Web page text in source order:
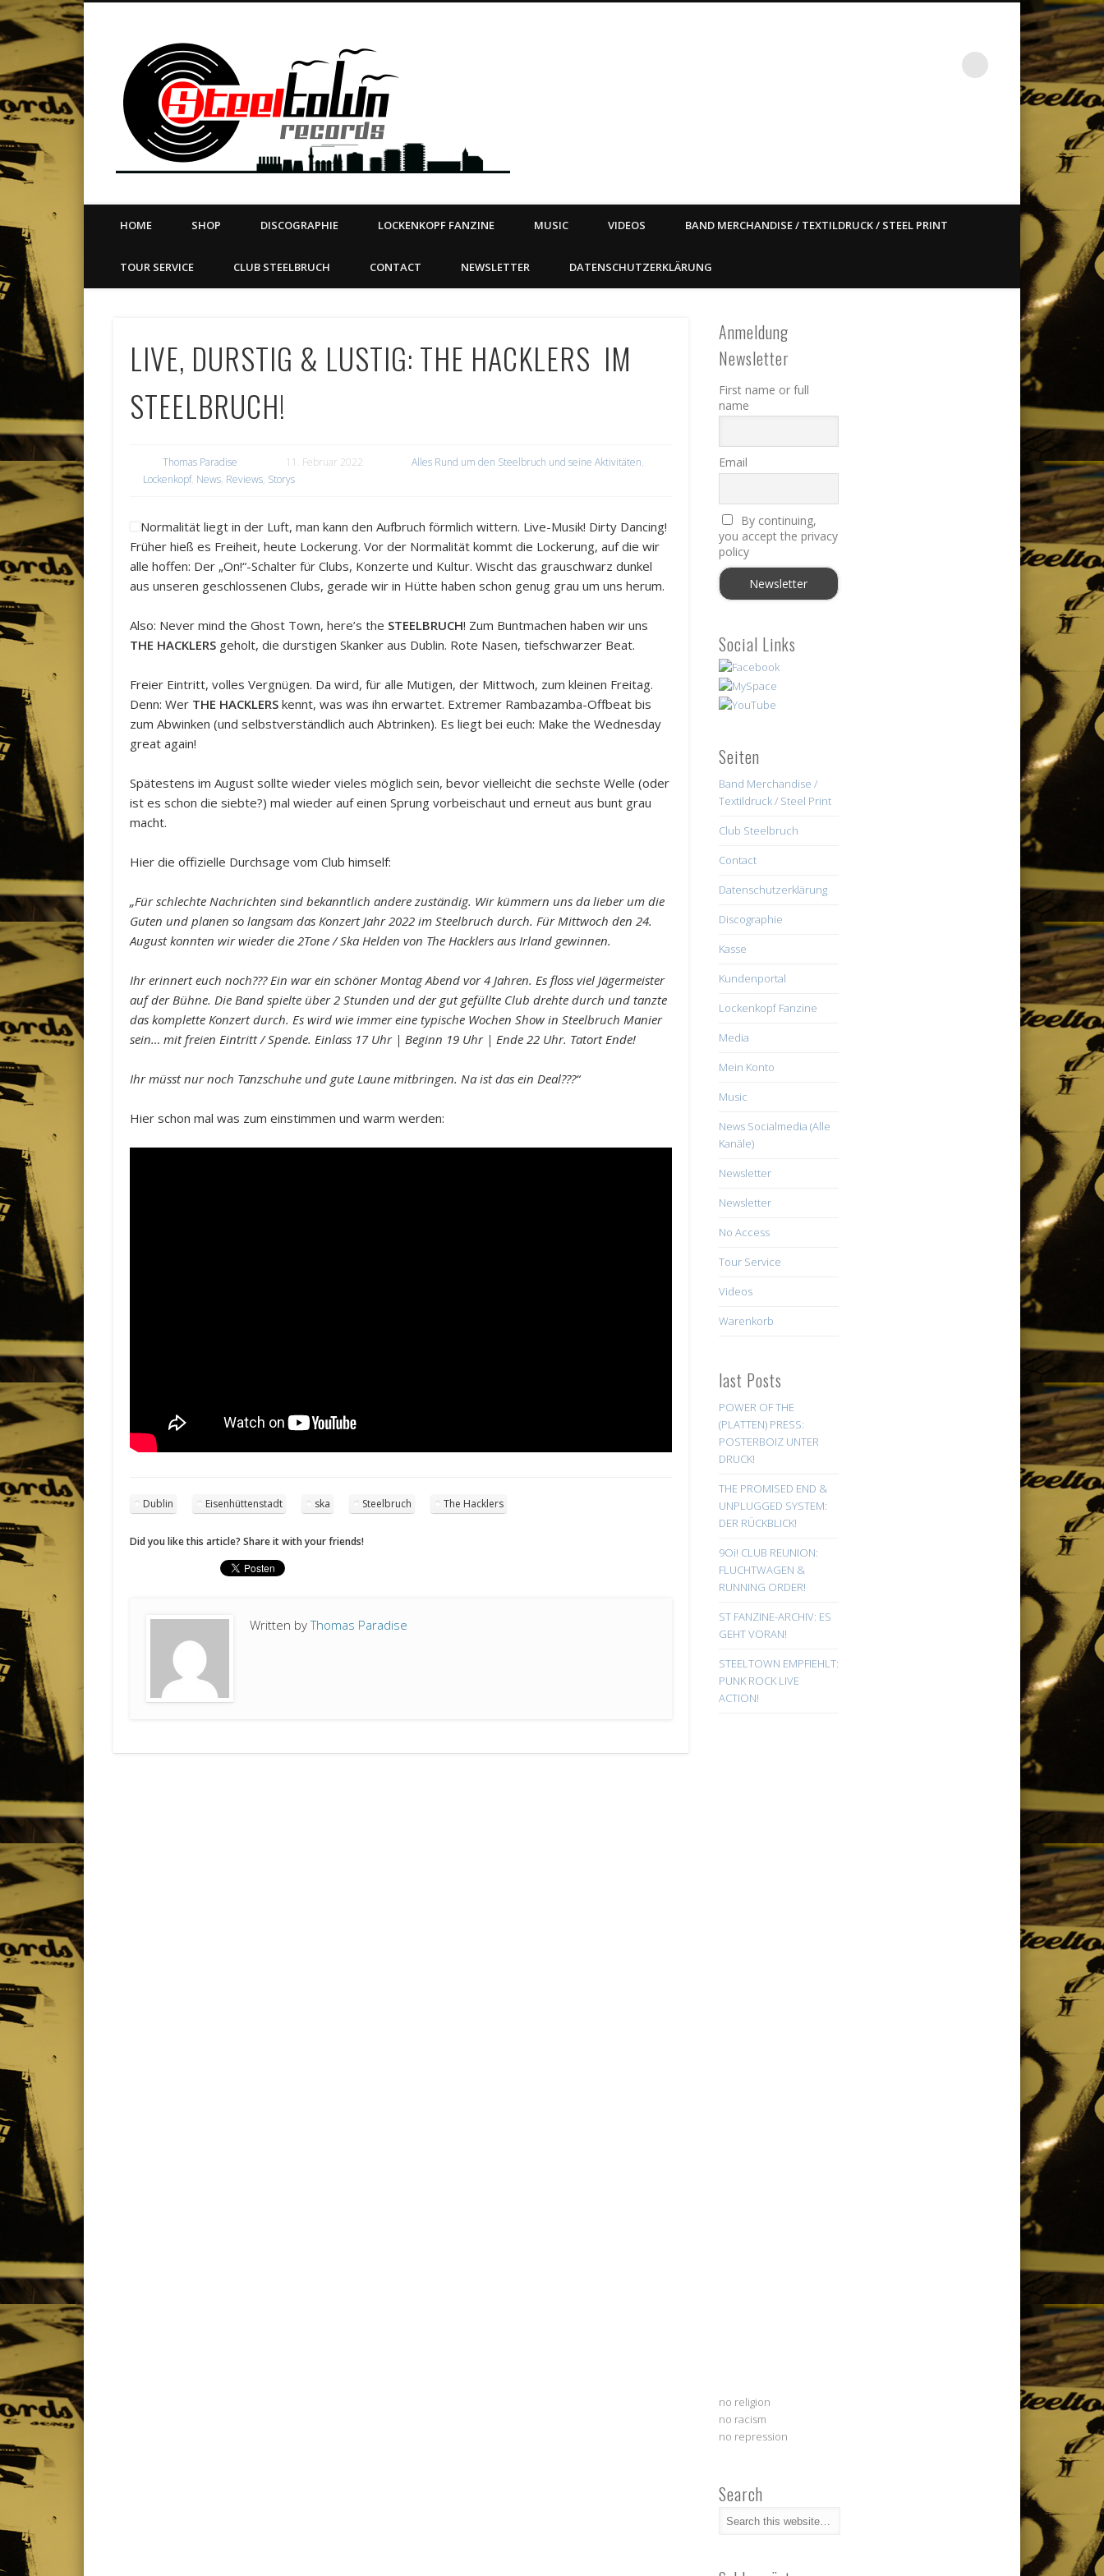
Steeltown Records – East ain`t dead so straight
LABEL | MERCH | PRINT | DIY | FANZINE | TOURSERVICE | BOOKING
VimeoDribble LinkedIn
HOME SHOP DISCOGRAPHIE LOCKENKOPF FANZINE MUSIC VIDEOS BAND MERCHANDISE / TEXTILDRUCK / STEEL PRINT
TOUR SERVICE CLUB STEELBRUCH CONTACT NEWSLETTER DATENSCHUTZERKLÄRUNG
LIVE, DURSTIG & LUSTIG: THE HACKLERS IM
STEELBRUCH!
Thomas Paradise 11. Februar 2022 Alles Rund um den Steelbruch und seine Aktivitäten,
Lockenkopf, News, Reviews, Storys
Normalität liegt in der Luft, man kann den Aufbruch förmlich wittern. Live-Musik! Dirty Dancing!
Früher hieß es Freiheit, heute Lockerung. Vor der Normalität kommt die Lockerung, auf die wir
alle hoffen: Der „On!“-Schalter für Clubs, Konzerte und Kultur. Wischt das grauschwarz dunkel
aus unseren geschlossenen Clubs, gerade wir in Hütte haben schon genug grau um uns herum.
Also: Never mind the Ghost Town, here’s the STEELBRUCH! Zum Buntmachen haben wir uns
THE HACKLERS geholt, die durstigen Skanker aus Dublin. Rote Nasen, tiefschwarzer Beat.
Freier Eintritt, volles Vergnügen. Da wird, für alle Mutigen, der Mittwoch, zum kleinen Freitag.
Denn: Wer THE HACKLERS kennt, was was ihn erwartet. Extremer Rambazamba-Offbeat bis
zum Abwinken (und selbstverständlich auch Abtrinken). Es liegt bei euch: Make the Wednesday
great again!
Spätestens im August sollte wieder vieles möglich sein, bevor vielleicht die sechste Welle (oder
ist es schon die siebte?) mal wieder auf einen Sprung vorbeischaut und erneut aus bunt grau
macht.
Hier die offizielle Durchsage vom Club himself:
„Für schlechte Nachrichten sind bekanntlich andere zuständig. Wir kümmern uns da lieber um die
Guten und planen so langsam das Konzert Jahr 2022 im Steelbruch durch. Für Mittwoch den 24.
August konnten wir wieder die 2Tone / Ska Helden von The Hacklers aus Irland gewinnen.
Ihr erinnert euch noch??? Ein war ein schöner Montag Abend vor 4 Jahren. Es floss viel Jägermeister
auf der Bühne. Die Band spielte über 2 Stunden und der gut gefüllte Club drehte durch und tanzte
das komplette Konzert durch. Es wird wie immer eine typische Wochen Show in Steelbruch Manier
sein… mit freien Eintritt / Spende. Einlass 17 Uhr | Beginn 19 Uhr | Ende 22 Uhr. Tatort Ende!
Ihr müsst nur noch Tanzschuhe und gute Laune mitbringen. Na ist das ein Deal???“
Hier schon mal was zum einstimmen und warm werden:
Dublin Eisenhüttenstadt ska Steelbruch The Hacklers
Did you like this article? Share it with your friends!
Written byThomas Paradise
Anmeldung
Newsletter
First name or full
name
Email
By continuing,
you accept the privacy
policy
Social Links
Seiten
Band Merchandise /
Textildruck / Steel Print
Club Steelbruch
Contact
Datenschutzerklärung
Discographie
Kasse
Kundenportal
Lockenkopf Fanzine
Media
Mein Konto
Music
News Socialmedia (Alle
Kanäle)
Newsletter
Newsletter
No Access
Tour Service
Videos
Warenkorb
last Posts
POWER OF THE
(PLATTEN) PRESS:
POSTERBOIZ UNTER
DRUCK!
THE PROMISED END &
UNPLUGGED SYSTEM:
DER RÜCKBLICK!
9Oi! CLUB REUNION:
FLUCHTWAGEN &
RUNNING ORDER!
ST FANZINE-ARCHIV: ES
GEHT VORAN!
STEELTOWN EMPFIEHLT:
PUNK ROCK LIVE
ACTION!
no religion
no racism
no repression
Search